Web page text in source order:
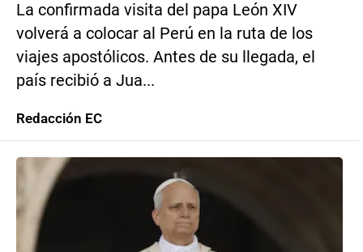
La confirmada visita del papa León XIV
volverá a colocar al Perú en la ruta de los
viajes apostólicos. Antes de su llegada, el
país recibió a Jua...
Redacción EC